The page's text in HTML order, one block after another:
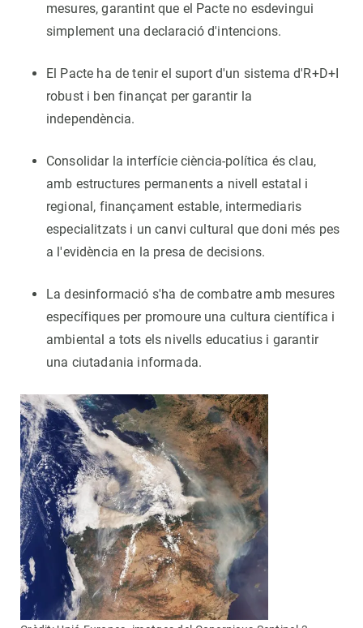
mesures, garantint que el Pacte no esdevingui
simplement una declaració d'intencions.
El Pacte ha de tenir el suport d'un sistema d'R+D+I
robust i ben finançat per garantir la
independència.
Consolidar la interfície ciència-política és clau,
amb estructures permanents a nivell estatal i
regional, finançament estable, intermediaris
especialitzats i un canvi cultural que doni més pes
a l'evidència en la presa de decisions.
La desinformació s'ha de combatre amb mesures
específiques per promoure una cultura científica i
ambiental a tots els nivells educatius i garantir
una ciutadania informada.